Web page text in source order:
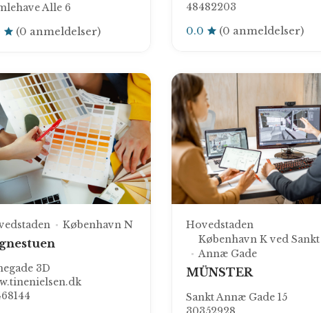
Alle 6
(0 anmeldelser)
48482203
0.0 (0 anmeldelser)
København N
3D
Hovedstaden
København K ved Sankt
Annæ Gade
MÜNSTER
Sankt Annæ Gade 15